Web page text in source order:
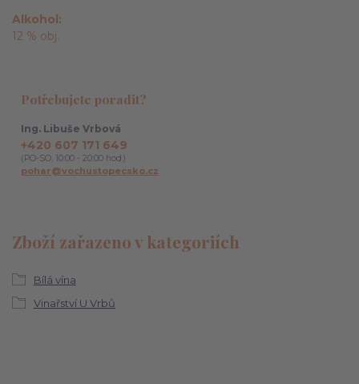
Alkohol
12 % obj.
Zboží zařazeno v kategoriích
Bílá vína
Vinařství U Vrbů
Potřebujete poradit?
Ing. Libuše Vrbová
+420 607 171 649
(PO-SO, 10:00 - 20:00 hod.)
pohar@vochustopecsko.cz